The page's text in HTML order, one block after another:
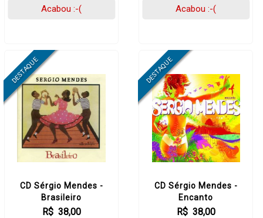
Acabou :-( Acabou :-(
CD Sérgio Mendes -
Brasileiro
R$ 38,00
CD Sérgio Mendes -
Encanto
R$ 38,00